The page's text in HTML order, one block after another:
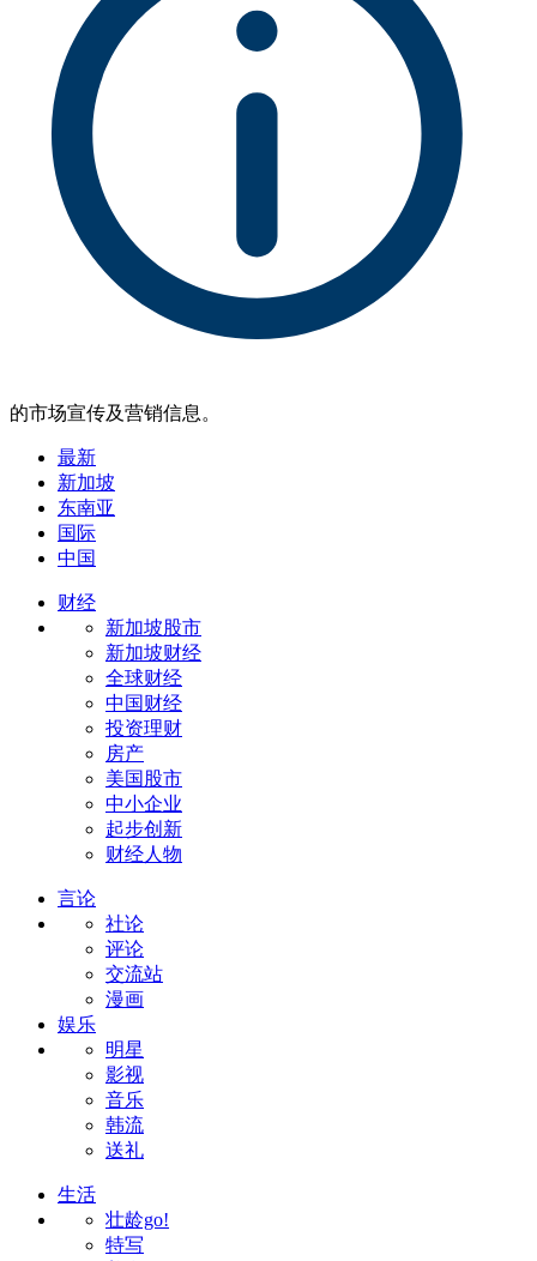
的市场宣传及营销信息。
最新
新加坡
东南亚
国际
中国
财经
新加坡股市
新加坡财经
全球财经
中国财经
投资理财
房产
美国股市
中小企业
起步创新
财经人物
言论
社论
评论
交流站
漫画
娱乐
明星
影视
音乐
韩流
送礼
生活
壮龄go!
特写